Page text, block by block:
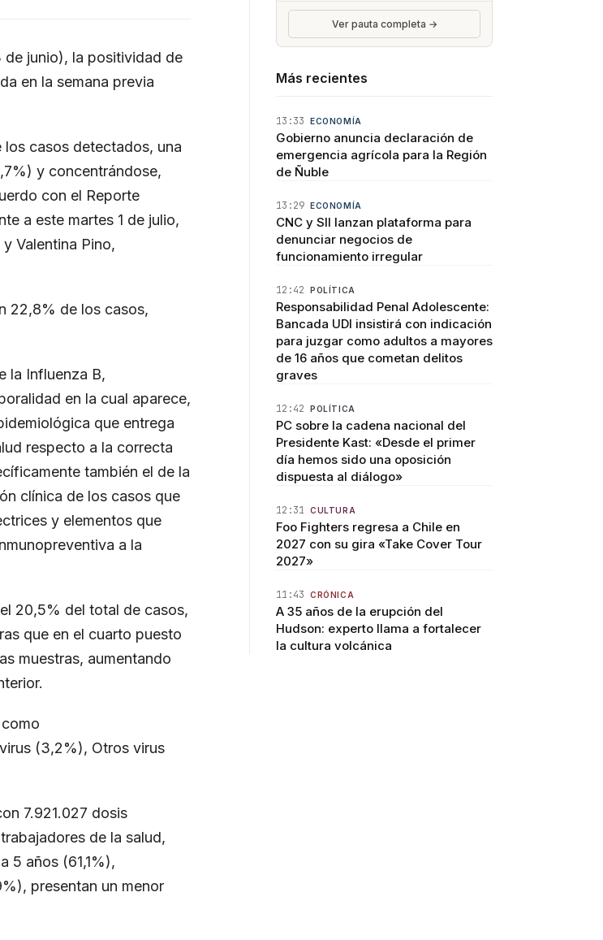
de junio), la positividad de
en la semana previa
casos detectados, una
y concentrándose,
con el Reporte
a este martes 1 de julio,
Valentina Pino,
22,8% de los casos,
la Influenza B,
en la cual aparece,
que entrega
respecto a la correcta
también el de la
clínica de los casos que
y elementos que
a la
20,5% del total de casos,
que en el cuarto puesto
muestras, aumentando
(3,2%), Otros virus
7.921.027 dosis
de la salud,
5 años (61,1%),
presentan un menor
Ver pauta completa →
Más recientes
13:33 ECONOMÍA
Gobierno anuncia declaración de
emergencia agrícola para la Región
de Ñuble
13:29 ECONOMÍA
CNC y SII lanzan plataforma para
denunciar negocios de
funcionamiento irregular
12:42 POLÍTICA
Responsabilidad Penal Adolescente:
Bancada UDI insistirá con indicación
para juzgar como adultos a mayores
de 16 años que cometan delitos
graves
12:42 POLÍTICA
PC sobre la cadena nacional del
Presidente Kast: «Desde el primer
día hemos sido una oposición
dispuesta al diálogo»
12:31 CULTURA
Foo Fighters regresa a Chile en
2027 con su gira «Take Cover Tour
2027»
11:43 CRÓNICA
A 35 años de la erupción del
Hudson: experto llama a fortalecer
la cultura volcánica